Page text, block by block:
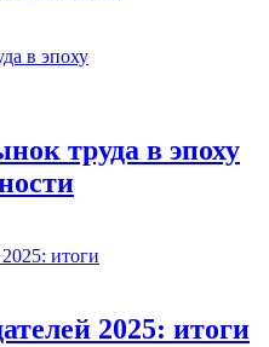
труда в эпоху
2025: итоги